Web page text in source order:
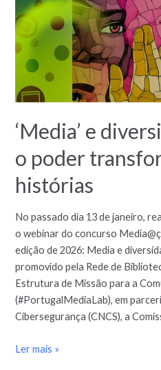
‘Media’ e
o poder
histórias
No passado dia 13 de janeiro,
o webinar do concurso
edição de 2026: Media e
promovido pela Rede de
Estrutura de Missão para a
(#PortugalMediaLab), em
Cibersegurança (CNCS), a
Ler mais »